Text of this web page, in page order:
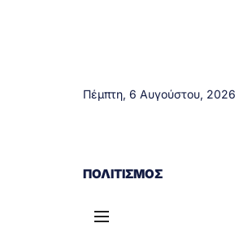
Πέμπτη, 6 Αυγούστου, 2026
ΠΟΛΙΤΙΣΜΌΣ